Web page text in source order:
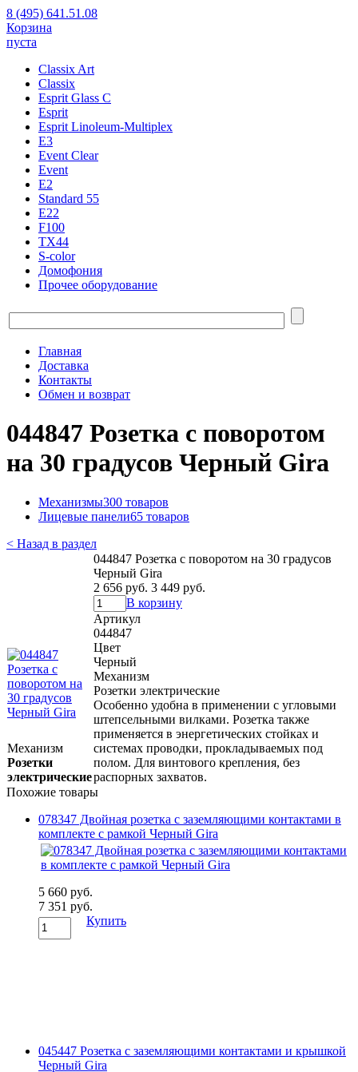
8 (495) 641.51.08
Корзина
пуста
Classix Art
Classix
Esprit Glass C
Esprit
Esprit Linoleum-Multiplex
E3
Event Clear
Event
E2
Standard 55
E22
F100
TX44
S-color
Домофония
Прочее оборудование
Главная
Доставка
Контакты
Обмен и возврат
044847 Розетка с поворотом
на 30 градусов Черный Gira
Механизмы300 товаров
Лицевые панели65 товаров
< Назад в раздел
044847 Розетка с поворотом на 30 градусов
Черный Gira
2 656 руб. 3 449 руб.
В корзину
Артикул
044847
Цвет
Черный
Механизм
Розетки электрические
Особенно удобна в применении с угловыми
штепсельными вилками. Розетка также
применяется в энергетических стойках и
системах проводки, прокладываемых под
полом. Для винтового крепления, без
распорных захватов.
Механизм
Розетки
электрические
Похожие товары
078347 Двойная розетка с заземляющими контактами в
комплекте с рамкой Черный Gira
5 660 руб.
7 351 руб.
Купить
045447 Розетка с заземляющими контактами и крышкой
Черный Gira